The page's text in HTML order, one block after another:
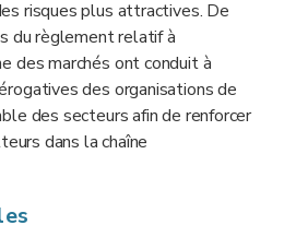
risques plus attractives. De
du règlement relatif à
des marchés ont conduit à
des organisations de
des secteurs afin de renforcer
dans la chaîne